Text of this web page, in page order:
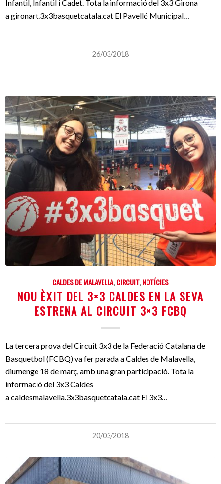
Infantil, Infantil i Cadet. Tota la informació del 3x3 Girona
a gironart.3x3basquetcatala.cat El Pavelló Municipal…
26/03/2018
CALDES DE MALAVELLA,CIRCUIT,NOTÍCIES
NOU ÈXIT DEL 3×3 CALDES EN LA SEVA
ESTRENA AL CIRCUIT 3×3 FCBQ
La tercera prova del Circuit 3x3 de la Federació Catalana de
Basquetbol (FCBQ) va fer parada a Caldes de Malavella,
diumenge 18 de març, amb una gran participació. Tota la
informació del 3x3 Caldes
a caldesmalavella.3x3basquetcatala.cat El 3x3…
20/03/2018